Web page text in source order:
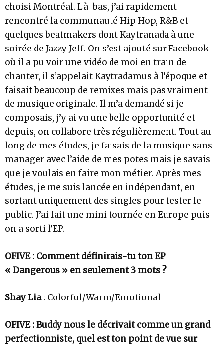
choisi Montréal. Là-bas, j’ai rapidement
rencontré la communauté Hip Hop, R&B et
quelques beatmakers dont Kaytranada à une
soirée de Jazzy Jeff. On s’est ajouté sur Facebook
où il a pu voir une vidéo de moi en train de
chanter, il s’appelait Kaytradamus à l’époque et
faisait beaucoup de remixes mais pas vraiment
de musique originale. Il m’a demandé si je
composais, j’y ai vu une belle opportunité et
depuis, on collabore très régulièrement. Tout au
long de mes études, je faisais de la musique sans
manager avec l’aide de mes potes mais je savais
que je voulais en faire mon métier. Après mes
études, je me suis lancée en indépendant, en
sortant uniquement des singles pour tester le
public. J’ai fait une mini tournée en Europe puis
on a sorti l’EP.
OFIVE : Comment définirais-tu ton EP
« Dangerous » en seulement 3 mots ?
Shay Lia: Colorful/Warm/Emotional
OFIVE : Buddy nous le décrivait comme un grand
perfectionniste, quel est ton point de vue sur